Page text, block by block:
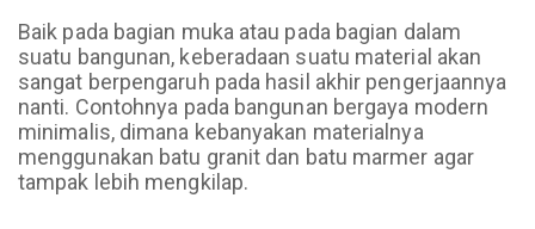
Baik pada bagian muka atau pada bagian dalam
suatu bangunan, keberadaan suatu material akan
sangat berpengaruh pada hasil akhir pengerjaannya
nanti. Contohnya pada bangunan bergaya modern
minimalis, dimana kebanyakan materialnya
menggunakan batu granit dan batu marmer agar
tampak lebih mengkilap.